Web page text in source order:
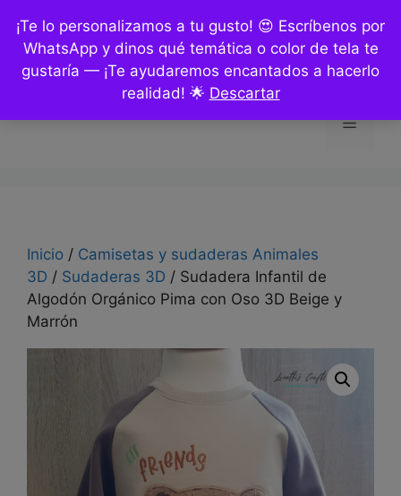
¡Te lo personalizamos a tu gusto! 😍 Escríbenos por
WhatsApp y dinos qué temática o color de tela te
gustaría — ¡Te ayudaremos encantados a hacerlo
realidad! 🌟 Descartar
contenido
Menú
Inicio / Camisetas y sudaderas Animales
3D / Sudaderas 3D / Sudadera Infantil de
Algodón Orgánico Pima con Oso 3D Beige y
Marrón